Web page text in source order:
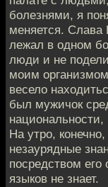
болезнями, я
меняется. Слава
лежал в одном
люди и не
моим
весело
был мужичок
На утро,
незаурядные
посредством его
языков не знает.